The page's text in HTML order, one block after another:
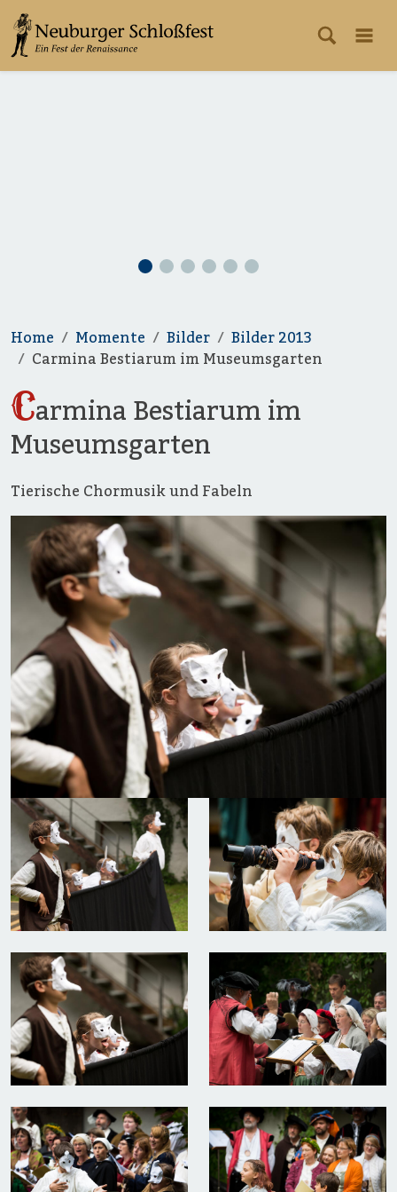
Home Momente Bilder
Bilder 2013
Carmina Bestiarum im Museumsgarten
Carmina Bestiarum im
Museumsgarten
Tierische Chormusik und Fabeln